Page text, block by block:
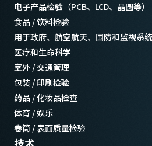
电子产品检验（PCB、LCD、晶圆等）
食品 / 饮料检验
用于政府、航空航天、国防和监视系
医疗和生命科学
室外 / 交通管理
包装 / 印刷检验
药品 / 化妆品检查
体育 / 娱乐
卷筒 / 表面质量检验